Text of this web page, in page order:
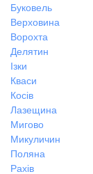
Буковель
Верховина
Ворохта
Делятин
Ізки
Кваси
Косів
Лазещина
Мигово
Микуличин
Поляна
Рахів